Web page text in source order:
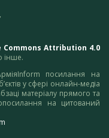
Commons Attribution 4.0
інше.
посилання на
у сфері онлайн-медіа
матеріалу прямого та
на цитований